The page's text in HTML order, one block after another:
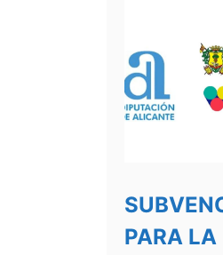
PARA LA